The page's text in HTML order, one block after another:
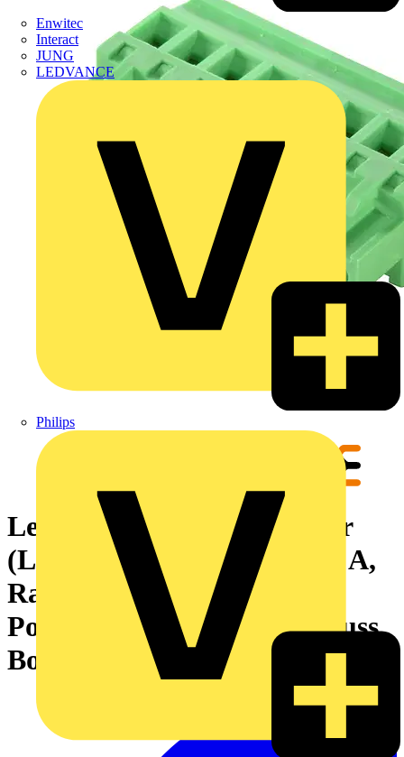
Enwitec
Interact
JUNG
LEDVANCE
Philips
Leiterplattensteckverbinder
(Leiteranschluss), 320 V, 22 A,
Raster in mm: 5.08, 4 mm²,
Polzahl: 3, Zugbügelanschluss,
Box